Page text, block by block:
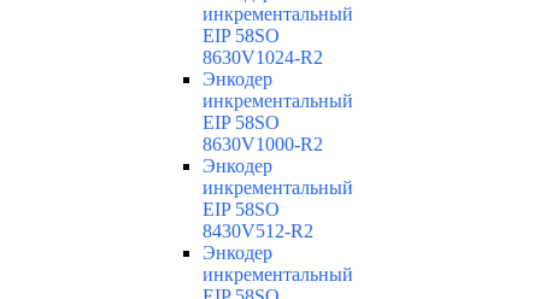
инкрементальный
EIP 58SO
8630V1024-R2
Энкодер
инкрементальный
EIP 58SO
8630V1000-R2
Энкодер
инкрементальный
EIP 58SO
8430V512-R2
Энкодер
инкрементальный